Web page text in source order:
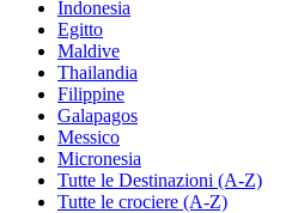
Indonesia
Egitto
Maldive
Thailandia
Filippine
Galapagos
Messico
Micronesia
Tutte le Destinazioni (A-Z)
Tutte le crociere (A-Z)